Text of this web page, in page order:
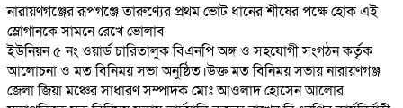
নারায়ণগঞ্জের রূপগঞ্জে তারুণ্যের প্রথম ভোট ধানের শীষের পক্ষে হোক এই
স্লোগানকে সামনে রেখে ভোলাব
ইউনিয়ন ৫ নং ওয়ার্ড চারিতালুক বিএনপি অঙ্গ ও সহযোগী সংগঠন কর্তৃক
আলোচনা ও মত বিনিময় সভা অনুষ্ঠিত।উক্ত মত বিনিময় সভায় নারায়ণগঞ্জ
জেলা জিয়া মঞ্চের সাধারণ সম্পাদক মোঃ আওলাদ হোসেন আলোর